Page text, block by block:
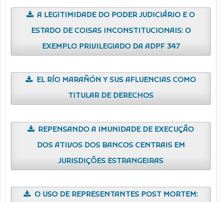
A LEGITIMIDADE DO PODER JUDICIÁRIO E O
ESTADO DE COISAS INCONSTITUCIONAIS: O
EXEMPLO PRIVILEGIADO DA ADPF 347
EL RÍO MARAÑÓN Y SUS AFLUENCIAS COMO
TITULAR DE DERECHOS
REPENSANDO A IMUNIDADE DE EXECUÇÃO
DOS ATIVOS DOS BANCOS CENTRAIS EM
JURISDIÇÕES ESTRANGEIRAS
O USO DE REPRESENTANTES POST MORTEM: